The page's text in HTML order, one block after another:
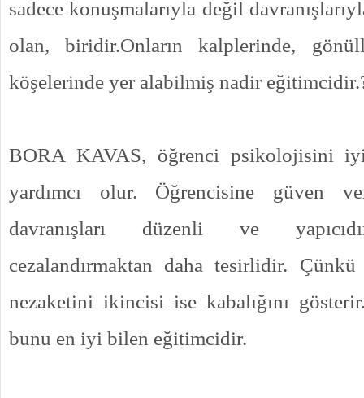
sadece konuşmalarıyla değil
olan, biridir.Onların kalplerinde,
köşelerinde yer alabilmiş nadir
BORA KAVAS, öğrenci psikolojisini
yardımcı olur. Öğrencisine güven
davranışları düzenli ve
cezalandırmaktan daha tesirlidir.
nezaketini ikincisi ise kabalığını
bunu en iyi bilen eğitimcidir.